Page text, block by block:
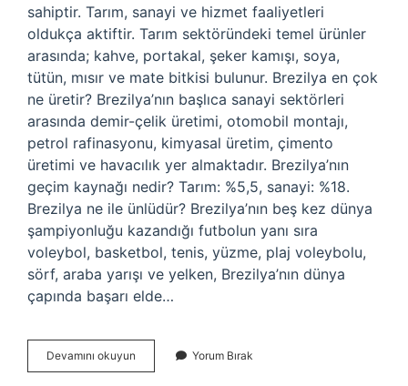
sahiptir. Tarım, sanayi ve hizmet faaliyetleri
oldukça aktiftir. Tarım sektöründeki temel ürünler
arasında; kahve, portakal, şeker kamışı, soya,
tütün, mısır ve mate bitkisi bulunur. Brezilya en çok
ne üretir? Brezilya’nın başlıca sanayi sektörleri
arasında demir-çelik üretimi, otomobil montajı,
petrol rafinasyonu, kimyasal üretim, çimento
üretimi ve havacılık yer almaktadır. Brezilya’nın
geçim kaynağı nedir? Tarım: %5,5, sanayi: %18.
Brezilya ne ile ünlüdür? Brezilya’nın beş kez dünya
şampiyonluğu kazandığı futbolun yanı sıra
voleybol, basketbol, ​​tenis, yüzme, plaj voleybolu,
sörf, araba yarışı ve yelken, Brezilya’nın dünya
çapında başarı elde…
Devamını okuyun Brezilyanın
Ekonomik
Yorum Bırak